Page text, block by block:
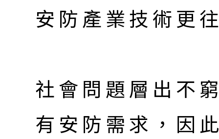
安防產業技術更
社會問題層出不
有安防需求，因